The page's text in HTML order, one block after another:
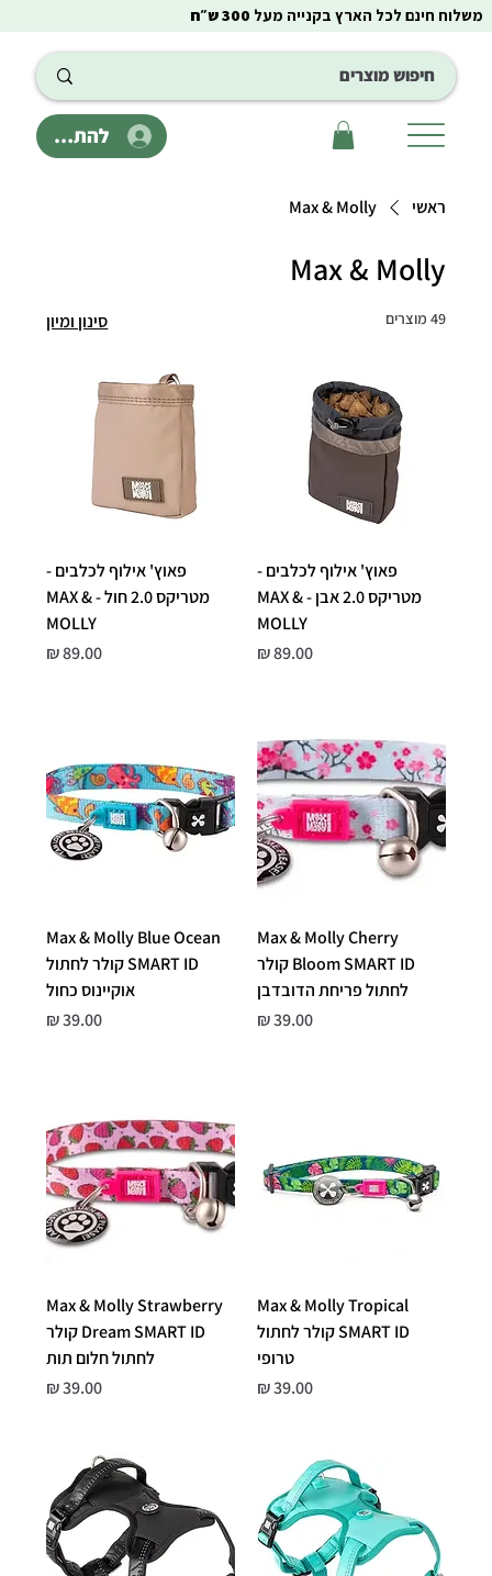
להתחבר
משלוח חינם לכל הארץ בקנייה מעל 300 ש״ח
ראשי Max & Molly
Max & Molly
49 מוצרים סינון ומיון
פאוץ' אילוף לכלבים -
מטריקס 2.0 אבן - MAX &
MOLLY
מחיר
פאוץ' אילוף לכלבים -
מטריקס 2.0 חול - MAX &
MOLLY
מחיר
Max & Molly Cherry
Bloom SMART ID קולר
לחתול פריחת הדובדבן
מחיר
Max & Molly Blue Ocean
SMART ID קולר לחתול
אוקיינוס כחול
מחיר
Max & Molly Tropical
SMART ID קולר לחתול
טרופי
מחיר
Max & Molly Strawberry
Dream SMART ID קולר
לחתול חלום תות
מחיר